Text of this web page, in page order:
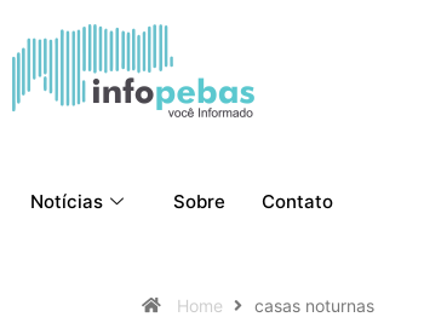
Notícias Sobre Contato
Home casas noturnas